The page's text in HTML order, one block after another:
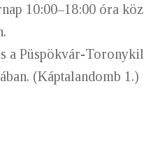
10:00–18:00 óra
a Püspökvár-
(Káptalandomb 1.)